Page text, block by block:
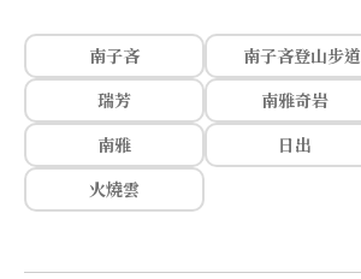
南子吝
南子吝登山步道
瑞芳
南雅奇岩
南雅
日出
火燒雲